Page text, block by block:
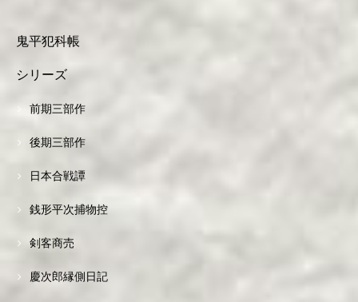
鬼平犯科帳
シリーズ
前期三部作
後期三部作
日本合戦譚
銭形平次捕物控
剣客商売
慶次郎縁側日記